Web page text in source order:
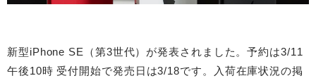
新型iPhone SE（第3世代）が発表されました。予約は3/11
午後10時 受付開始で発売日は3/18です。入荷在庫状況の掲